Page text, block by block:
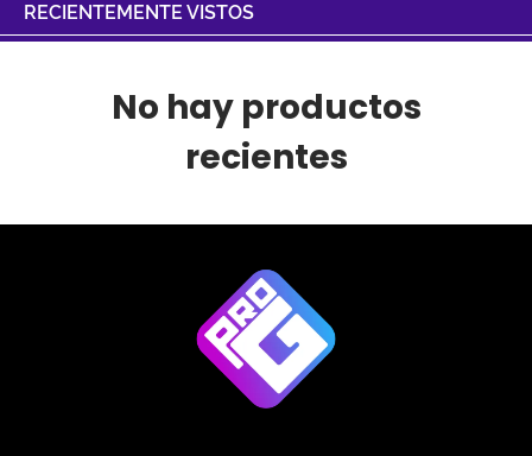
RECIENTEMENTE VISTOS
No hay productos
recientes